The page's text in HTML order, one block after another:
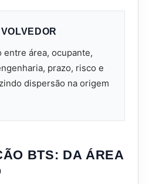
entre área, ocupante,
prazo, risco e
dispersão na origem
BTS: DA ÁREA